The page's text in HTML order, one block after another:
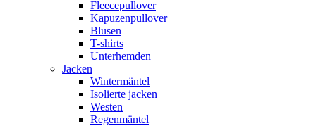
Fleecepullover
Kapuzenpullover
Blusen
T-shirts
Unterhemden
Jacken
Wintermäntel
Isolierte jacken
Westen
Regenmäntel